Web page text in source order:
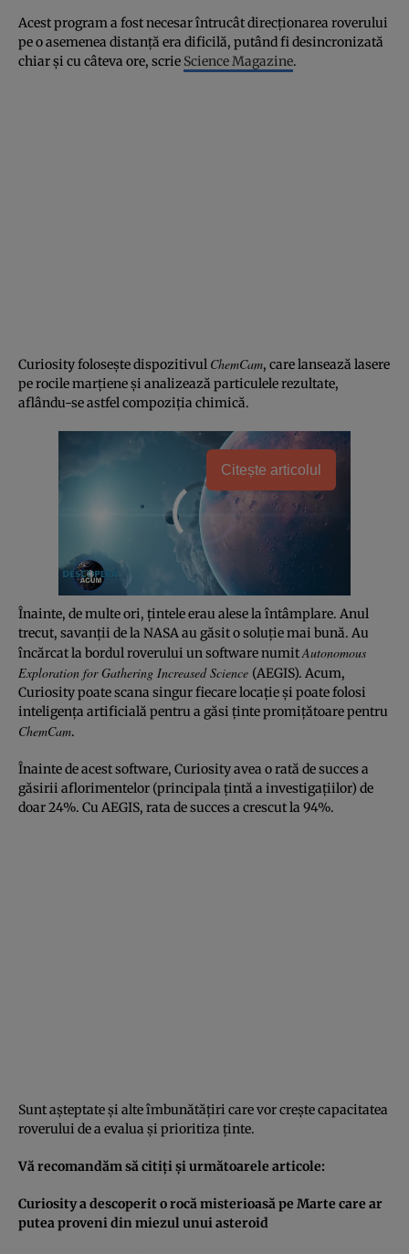
Acest program a fost necesar întrucât direcţionarea roverului
pe o asemenea distanţă era dificilă, putând fi desincronizată
chiar şi cu câteva ore, scrie Science Magazine.
Curiosity foloseşte dispozitivul ChemCam, care lansează lasere
pe rocile marţiene şi analizează particulele rezultate,
aflându-se astfel compoziţia chimică.
Citește articolul
Înainte, de multe ori, ţintele erau alese la întâmplare. Anul
trecut, savanţii de la NASA au găsit o soluţie mai bună. Au
încărcat la bordul roverului un software numitAutonomous
Exploration for Gathering Increased Science (AEGIS). Acum,
Curiosity poate scana singur fiecare locaţie şi poate folosi
inteligenţa artificială pentru a găsi ţinte promiţătoare pentru
ChemCam.
Înainte de acest software, Curiosity avea o rată de succes a
găsirii aflorimentelor (principala ţintă a investigaţiilor) de
doar 24%. Cu AEGIS, rata de succes a crescut la 94%.
Sunt aşteptate şi alte îmbunătăţiri care vor creşte capacitatea
roverului de a evalua şi prioritiza ţinte.
Vă recomandăm să citiţi şi următoarele articole:
Curiosity a descoperit o rocă misterioasă pe Marte care ar
putea proveni din miezul unui asteroid